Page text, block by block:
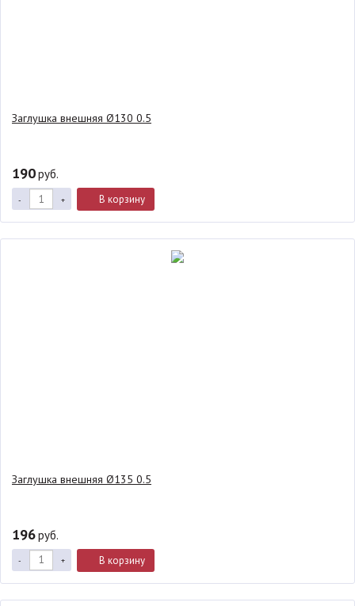
Заглушка внешняя Ø130 0.5
190руб.
- + В корзину
Заглушка внешняя Ø135 0.5
196руб.
- + В корзину